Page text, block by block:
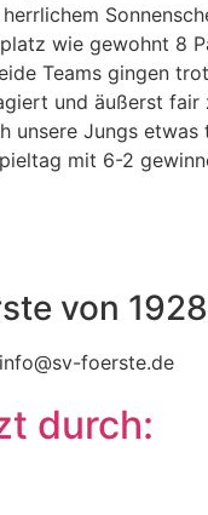
wie gewohnt 8
Teams gingen
und äußerst fair
unsere Jungs
mit 6-2
von
info@sv-foerste.de
durch: